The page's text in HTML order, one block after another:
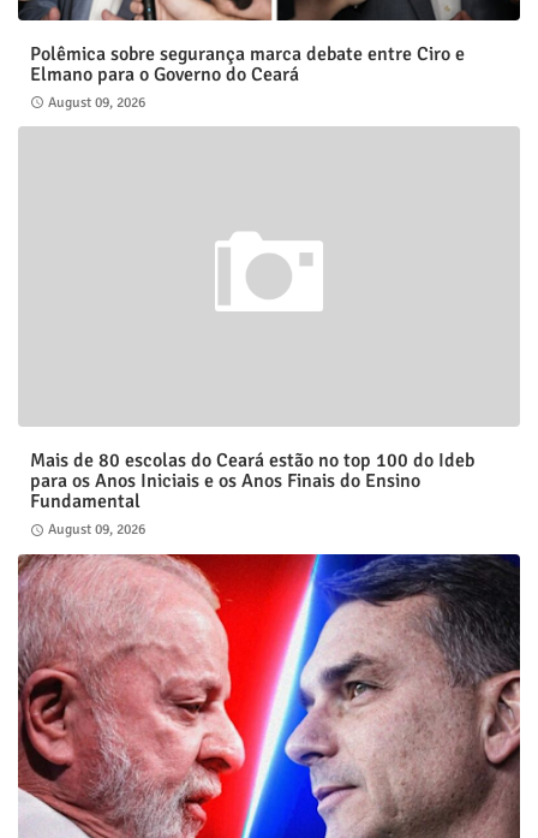
Polêmica sobre segurança marca debate entre Ciro e
Elmano para o Governo do Ceará
August 09, 2026
Mais de 80 escolas do Ceará estão no top 100 do Ideb
para os Anos Iniciais e os Anos Finais do Ensino
Fundamental
August 09, 2026